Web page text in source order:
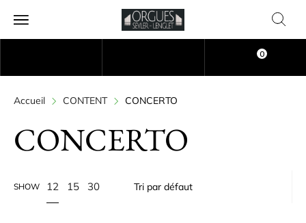
0
Accueil CONTENT CONCERTO
CONCERTO
SHOW 12 15 30